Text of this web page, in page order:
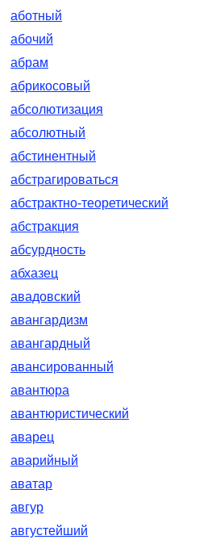
аботный
абочий
абрам
абрикосовый
абсолютизация
абсолютный
абстинентный
абстрагироваться
абстрактно-теоретический
абстракция
абсурдность
абхазец
авадовский
авангардизм
авангардный
авансированный
авантюра
авантюристический
аварец
аварийный
аватар
авгур
августейший